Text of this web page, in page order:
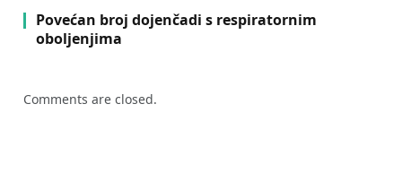
Povećan broj dojenčadi s respiratornim
oboljenjima
Comments are closed.